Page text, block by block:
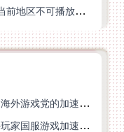
在国外看世界杯巴拿马 vs 克罗地亚当前地区不可播放？这篇指南帮你轻松解决海外体育直播难题
巴西怎么玩边锋四人斗地主精简版？海外游戏党的加速器终极选择
巴西怎么玩新笑傲江湖不卡顿？海外玩家国服游戏加速终极指南（附猫和老鼠一梦江湖实测）